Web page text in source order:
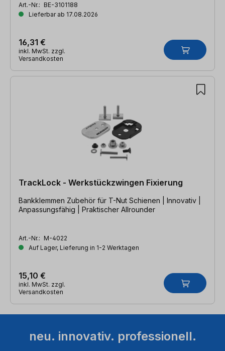
Art.-Nr.: BE-3101188
Lieferbar ab 17.08.2026
16,31 €
inkl. MwSt. zzgl.
Versandkosten
TrackLock - Werkstückzwingen Fixierung
Bankklemmen Zubehör für T-Nut Schienen | Innovativ |
Anpassungsfähig | Praktischer Allrounder
Art.-Nr.: M-4022
Auf Lager, Lieferung in 1-2 Werktagen
15,10 €
inkl. MwSt. zzgl.
Versandkosten
neu. innovativ. professionell.